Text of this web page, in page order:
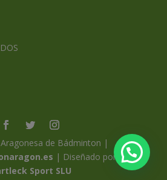
de Bádminton |
| Diseñado por ©
Sport SLU